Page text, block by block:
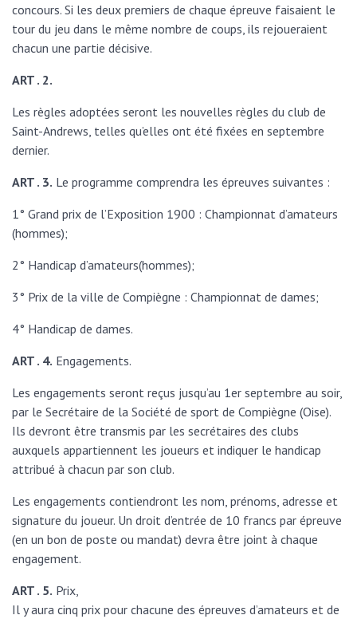
concours. Si les deux premiers de chaque épreuve faisaient le
tour du jeu dans le même nombre de coups, ils rejoueraient
chacun une partie décisive.
ART . 2.
Les règles adoptées seront les nouvelles règles du club de
Saint-Andrews, telles qu’elles ont été fixées en septembre
dernier.
ART . 3. Le programme comprendra les épreuves suivantes :
1° Grand prix de l’Exposition 1900 : Championnat d’amateurs
(hommes);
2° Handicap d’amateurs(hommes);
3° Prix de la ville de Compiègne : Championnat de dames;
4° Handicap de dames.
ART . 4. Engagements.
Les engagements seront reçus jusqu’au 1er septembre au soir,
par le Secrétaire de la Société de sport de Compiègne (Oise).
Ils devront être transmis par les secrétaires des clubs
auxquels appartiennent les joueurs et indiquer le handicap
attribué à chacun par son club.
Les engagements contiendront les nom, prénoms, adresse et
signature du joueur. Un droit d’entrée de 10 francs par épreuve
(en un bon de poste ou mandat) devra être joint à chaque
engagement.
ART . 5. Prix,
Il y aura cinq prix pour chacune des épreuves d’amateurs et de